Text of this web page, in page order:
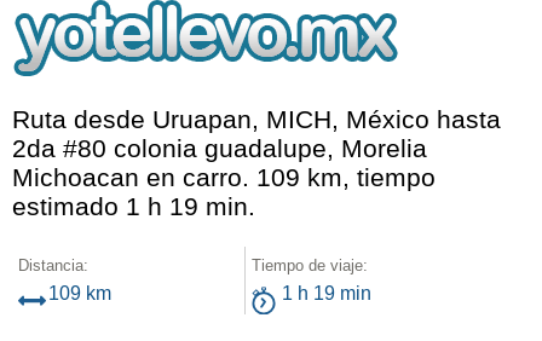
Ruta desde Uruapan, MICH, México hasta
2da #80 colonia guadalupe, Morelia
Michoacan en carro. 109 km, tiempo
estimado 1 h 19 min.
Distancia:
109 km
Tiempo de viaje:
1 h 19 min